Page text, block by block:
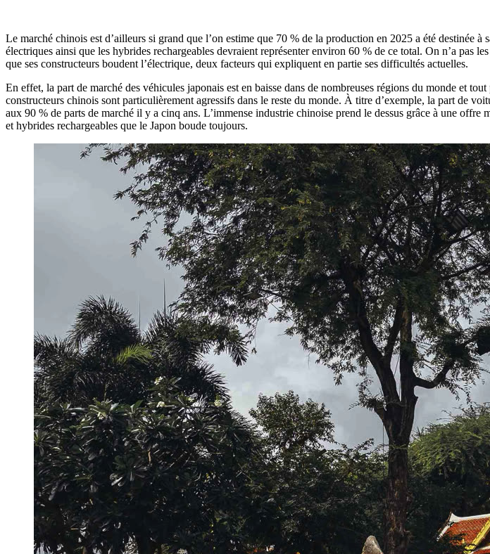
Le marché chinois est d’ailleurs si grand que l’on estime que 70 % de la production en 2025 a été destinée
électriques ainsi que les hybrides rechargeables devraient représenter environ 60 % de ce total. On n’a pas
que ses constructeurs boudent l’électrique, deux facteurs qui expliquent en partie ses difficultés actuelles.
En effet, la part de marché des véhicules japonais est en baisse dans de nombreuses régions du monde et
constructeurs chinois sont particulièrement agressifs dans le reste du monde. À titre d’exemple, la part de
aux 90 % de parts de marché il y a cinq ans. L’immense industrie chinoise prend le dessus grâce à une
et hybrides rechargeables que le Japon boude toujours.